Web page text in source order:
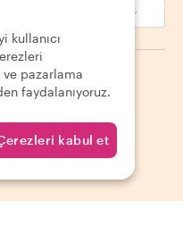
Misafirler
Misafir kullanım koşulları
kullanıcı
ve pazarlama
faydalanıyoruz.
kabul et